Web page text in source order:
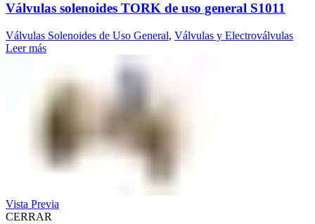
Válvulas solenoides TORK de uso general S1011
Válvulas Solenoides de Uso General, Válvulas y Electroválvulas
Leer más
Vista Previa
CERRAR